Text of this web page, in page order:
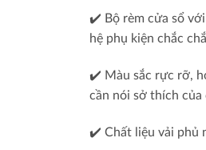
✔️ Bộ rèm cửa sổ với
hệ phụ kiện chắc
✔️ Màu sắc rực rỡ,
cần nói sở thích của
✔️ Chất liệu vải phủ